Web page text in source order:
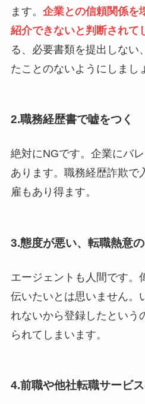
ます。 企業との信頼関係を
紹介できないと判断されて
る、必要書類を提出しない
たことのないようにしまし
2.職務経歴書で嘘をつく
絶対にNGです。企業にバ
あります。職務経歴詐欺で
雇もあり得ます。
3.態度が悪い、転職熱意
エージェントも人間です。
伝いたいとは思いません。
れないから登録したという
られてしまいます。
4.前職や他社転職サービ